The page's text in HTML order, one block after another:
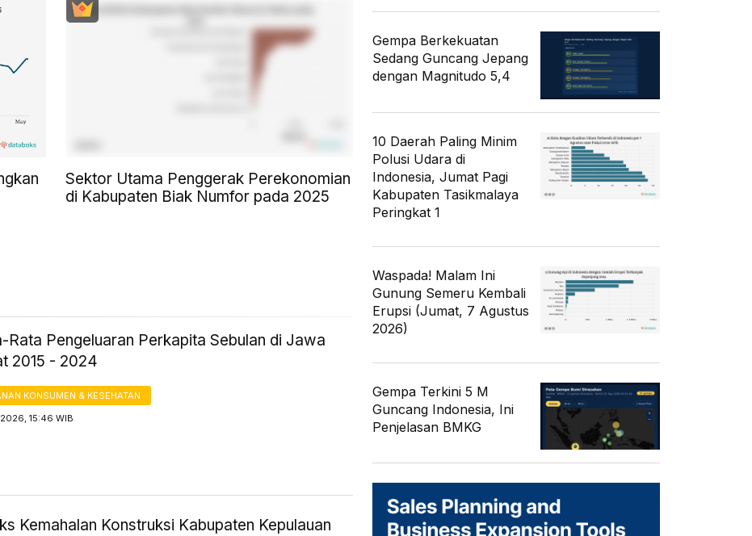
Sektor Utama Penggerak Perekonomian
di Kabupaten Biak Numfor pada 2025
Rata Pengeluaran Perkapita Sebulan di Jawa
2015 - 2024
KONSUMEN & KESEHATAN
15:46 WIB
Kemahalan Konstruksi Kabupaten Kepulauan
Gempa Berkekuatan
Sedang Guncang Jepang
dengan Magnitudo 5,4
10 Daerah Paling Minim
Polusi Udara di
Indonesia, Jumat Pagi
Kabupaten Tasikmalaya
Peringkat 1
Waspada! Malam Ini
Gunung Semeru Kembali
Erupsi (Jumat, 7 Agustus
2026)
Gempa Terkini 5 M
Guncang Indonesia, Ini
Penjelasan BMKG